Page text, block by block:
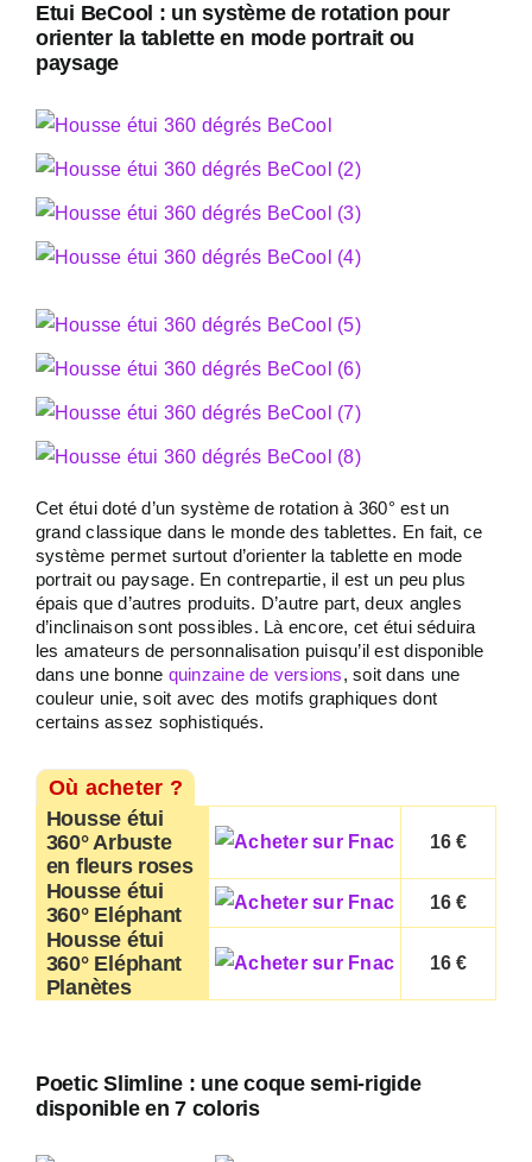
Etui BeCool : un système de rotation pour
orienter la tablette en mode portrait ou
paysage
Cet étui doté d’un système de rotation à 360° est un
grand classique dans le monde des tablettes. En fait, ce
système permet surtout d’orienter la tablette en mode
portrait ou paysage. En contrepartie, il est un peu plus
épais que d’autres produits. D’autre part, deux angles
d’inclinaison sont possibles. Là encore, cet étui séduira
les amateurs de personnalisation puisqu’il est disponible
dans une bonne quinzaine de versions, soit dans une
couleur unie, soit avec des motifs graphiques dont
certains assez sophistiqués.
Où acheter ?
Housse étui
360° Arbuste
en fleurs roses
16 €
Housse étui
360° Eléphant
16 €
Housse étui
360° Eléphant
Planètes
16 €
Poetic Slimline : une coque semi-rigide
disponible en 7 coloris